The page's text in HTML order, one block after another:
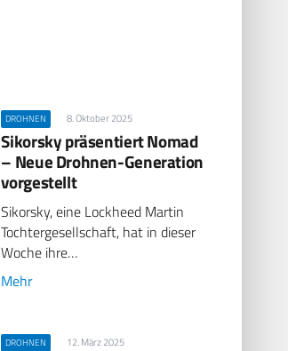
DROHNEN 8. Oktober 2025
Sikorsky präsentiert Nomad
– Neue Drohnen-Generation
vorgestellt
Sikorsky, eine Lockheed Martin
Tochtergesellschaft, hat in dieser
Woche ihre…
Mehr
DROHNEN 12. März 2025